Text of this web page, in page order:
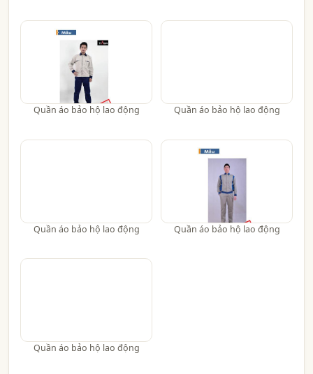
Quần áo bảo hộ lao động Quần áo bảo hộ lao động
Quần áo bảo hộ lao động Quần áo bảo hộ lao động
Quần áo bảo hộ lao động